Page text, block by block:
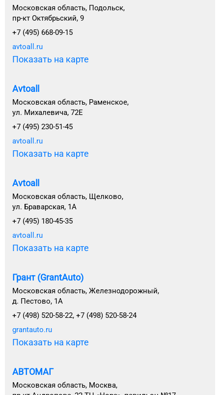
Московская область, Подольск,
пр-кт Октябрьский, 9
+7 (495) 668-09-15
avtoall.ru
Показать на карте
Avtoall
Московская область, Раменское,
ул. Михалевича, 72Е
+7 (495) 230-51-45
avtoall.ru
Показать на карте
Avtoall
Московская область, Щелково,
ул. Браварская, 1А
+7 (495) 180-45-35
avtoall.ru
Показать на карте
Грант (GrantAuto)
Московская область, Железнодорожный,
д. Пестово, 1А
+7 (498) 520-58-22, +7 (498) 520-58-24
grantauto.ru
Показать на карте
АВТОМАГ
Московская область, Москва,